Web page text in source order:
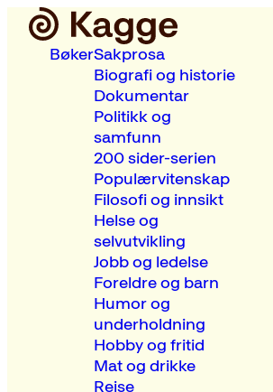
BøkerSakprosa
Biografi og historie
Dokumentar
Politikk og
samfunn
200 sider-serien
Populærvitenskap
Filosofi og innsikt
Helse og
selvutvikling
Jobb og ledelse
Foreldre og barn
Humor og
underholdning
Hobby og fritid
Mat og drikke
Reise